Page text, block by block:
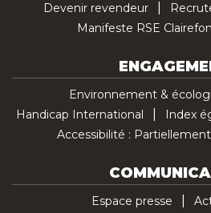
Devenir revendeur
Manifeste RSE
Environnement &
Handicap International
Index
Accessibilité :
Espace presse